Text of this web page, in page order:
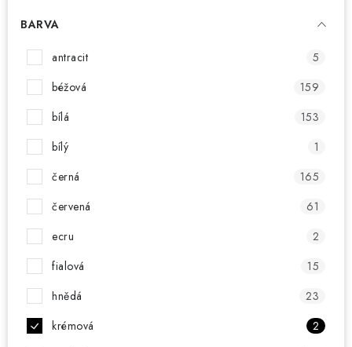
ZAHRADA
OSTATNÍ
VÝPRODEJ
Kontakty
Bonusový program NBM+
BARVA
antracit
5
béžová
159
bílá
153
bílý
1
černá
165
červená
61
ecru
2
fialová
15
hnědá
23
krémová
2